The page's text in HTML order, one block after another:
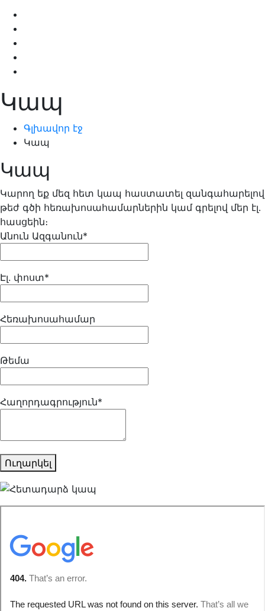
Կապ
Գլխավոր էջ
Կապ
Կապ
Կարող եք մեզ հետ կապ հաստատել զանգահարելով
թեժ գծի հեռախոսահամարներին կամ գրելով մեր էլ․
հասցեին։
Անուն Ազգանուն*
Էլ. փոստ*
Հեռախոսահամար
Թեմա
Հաղորդագրություն*
Ուղարկել